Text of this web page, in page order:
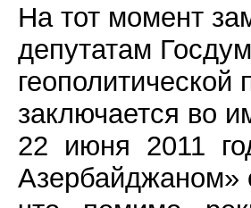
На тот момент
депутатам
заключается во
22 июня 2011
Азербайджаном»